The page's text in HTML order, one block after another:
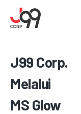
J99 Corp.
Melalui
MS Glow